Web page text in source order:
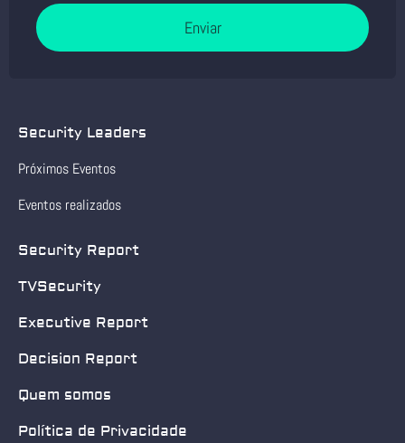
Enviar
Security Leaders
Próximos Eventos
Eventos realizados
Security Report
TVSecurity
Executive Report
Decision Report
Quem somos
Política de Privacidade